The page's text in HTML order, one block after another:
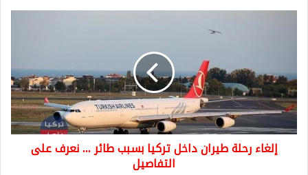
تركيا
بسبب
طائر
...
نعرف
التفاصيل
إلغاء رحلة طيران داخل تركيا بسبب طائر ... نعرف على
التفاصيل